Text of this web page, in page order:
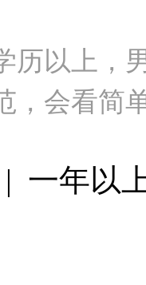
历以上，
，会看
一年以